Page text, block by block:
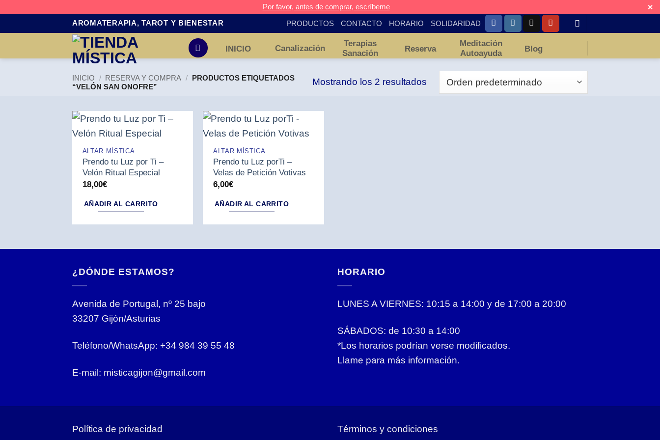
Por favor, antes de comprar, escríbeme ✕
al
AROMATERAPIA, TAROT Y BIENESTAR PRODUCTOS CONTACTO HORARIO SOLIDARIDAD
INICIO Canalización
Terapias
Sanación
Reserva
Meditación
Autoayuda
Blog
INICIO / RESERVA Y COMPRA / PRODUCTOS ETIQUETADOS
“VELÓN SAN ONOFRE”
Mostrando los 2 resultados
ALTAR MÍSTICA
Prendo tu Luz por Ti –
Velón Ritual Especial
18,00€
AÑADIR AL CARRITO
ALTAR MÍSTICA
Prendo tu Luz porTi –
Velas de Petición Votivas
6,00€
AÑADIR AL CARRITO
¿DÓNDE ESTAMOS?
Avenida de Portugal, nº 25 bajo
33207 Gijón/Asturias
Teléfono/WhatsApp: +34 984 39 55 48
E-mail: misticagijon@gmail.com
HORARIO
LUNES A VIERNES: 10:15 a 14:00 y de 17:00 a 20:00
SÁBADOS: de 10:30 a 14:00
*Los horarios podrían verse modificados.
Llame para más información.
Política de privacidad Términos y condiciones